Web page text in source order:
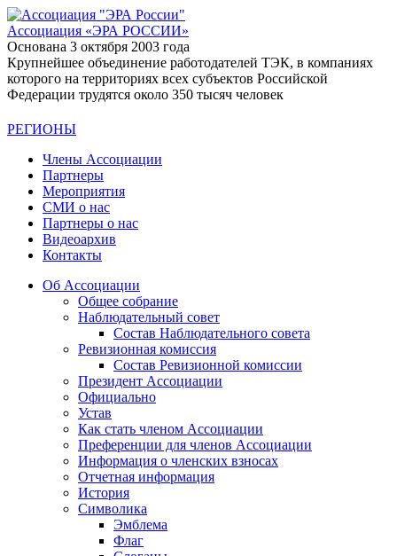
Ассоциация «ЭРА РОССИИ»
Основана 3 октября 2003 года
Крупнейшее объединение работодателей ТЭК, в компаниях
которого на территориях всех субъектов Российской
Федерации трудятся около 350 тысяч человек
РЕГИОНЫ
Члены Ассоциации
Партнеры
Мероприятия
СМИ о нас
Партнеры о нас
Видеоархив
Контакты
Об Ассоциации
Общее собрание
Наблюдательный совет
Состав Наблюдательного совета
Ревизионная комиссия
Состав Ревизионной комиссии
Президент Ассоциации
Официально
Устав
Как стать членом Ассоциации
Преференции для членов Ассоциации
Информация о членских взносах
Отчетная информация
История
Символика
Эмблема
Флаг